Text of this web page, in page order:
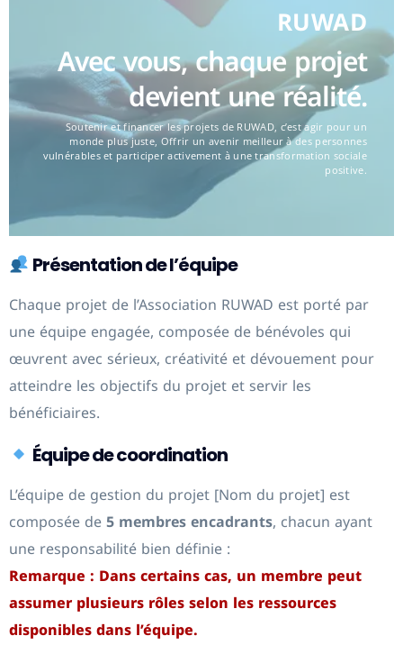
RUWAD
Avec vous, chaque projet
devient une réalité.
Soutenir et financer les projets de RUWAD, c’est agir pour un
monde plus juste, Offrir un avenir meilleur à des personnes
vulnérables et participer activement à une transformation sociale
positive.
Présentation de l’équipe
Chaque projet de l’Association RUWAD est porté par
une équipe engagée, composée de bénévoles qui
œuvrent avec sérieux, créativité et dévouement pour
atteindre les objectifs du projet et servir les
bénéficiaires.
Équipe de coordination
L’équipe de gestion du projet [Nom du projet] est
composée de5 membres encadrants, chacun ayant
une responsabilité bien définie :
Remarque : Dans certains cas, un membre peut
assumer plusieurs rôles selon les ressources
disponibles dans l’équipe.